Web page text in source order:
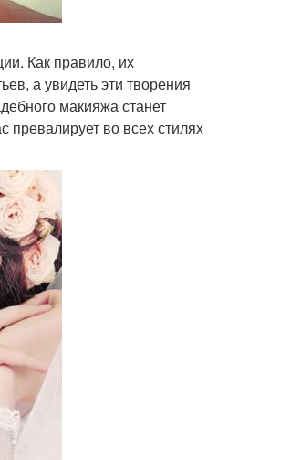
Как правило, их
а увидеть эти творения
макияжа станет
превалирует во всех стилях